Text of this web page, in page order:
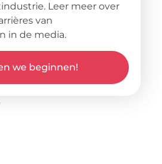
Leer meer over
van
in de media.
we beginnen!